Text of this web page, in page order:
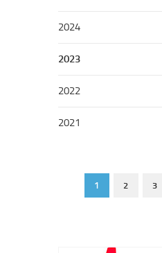
2024
2023
2022
2021
1 2 3